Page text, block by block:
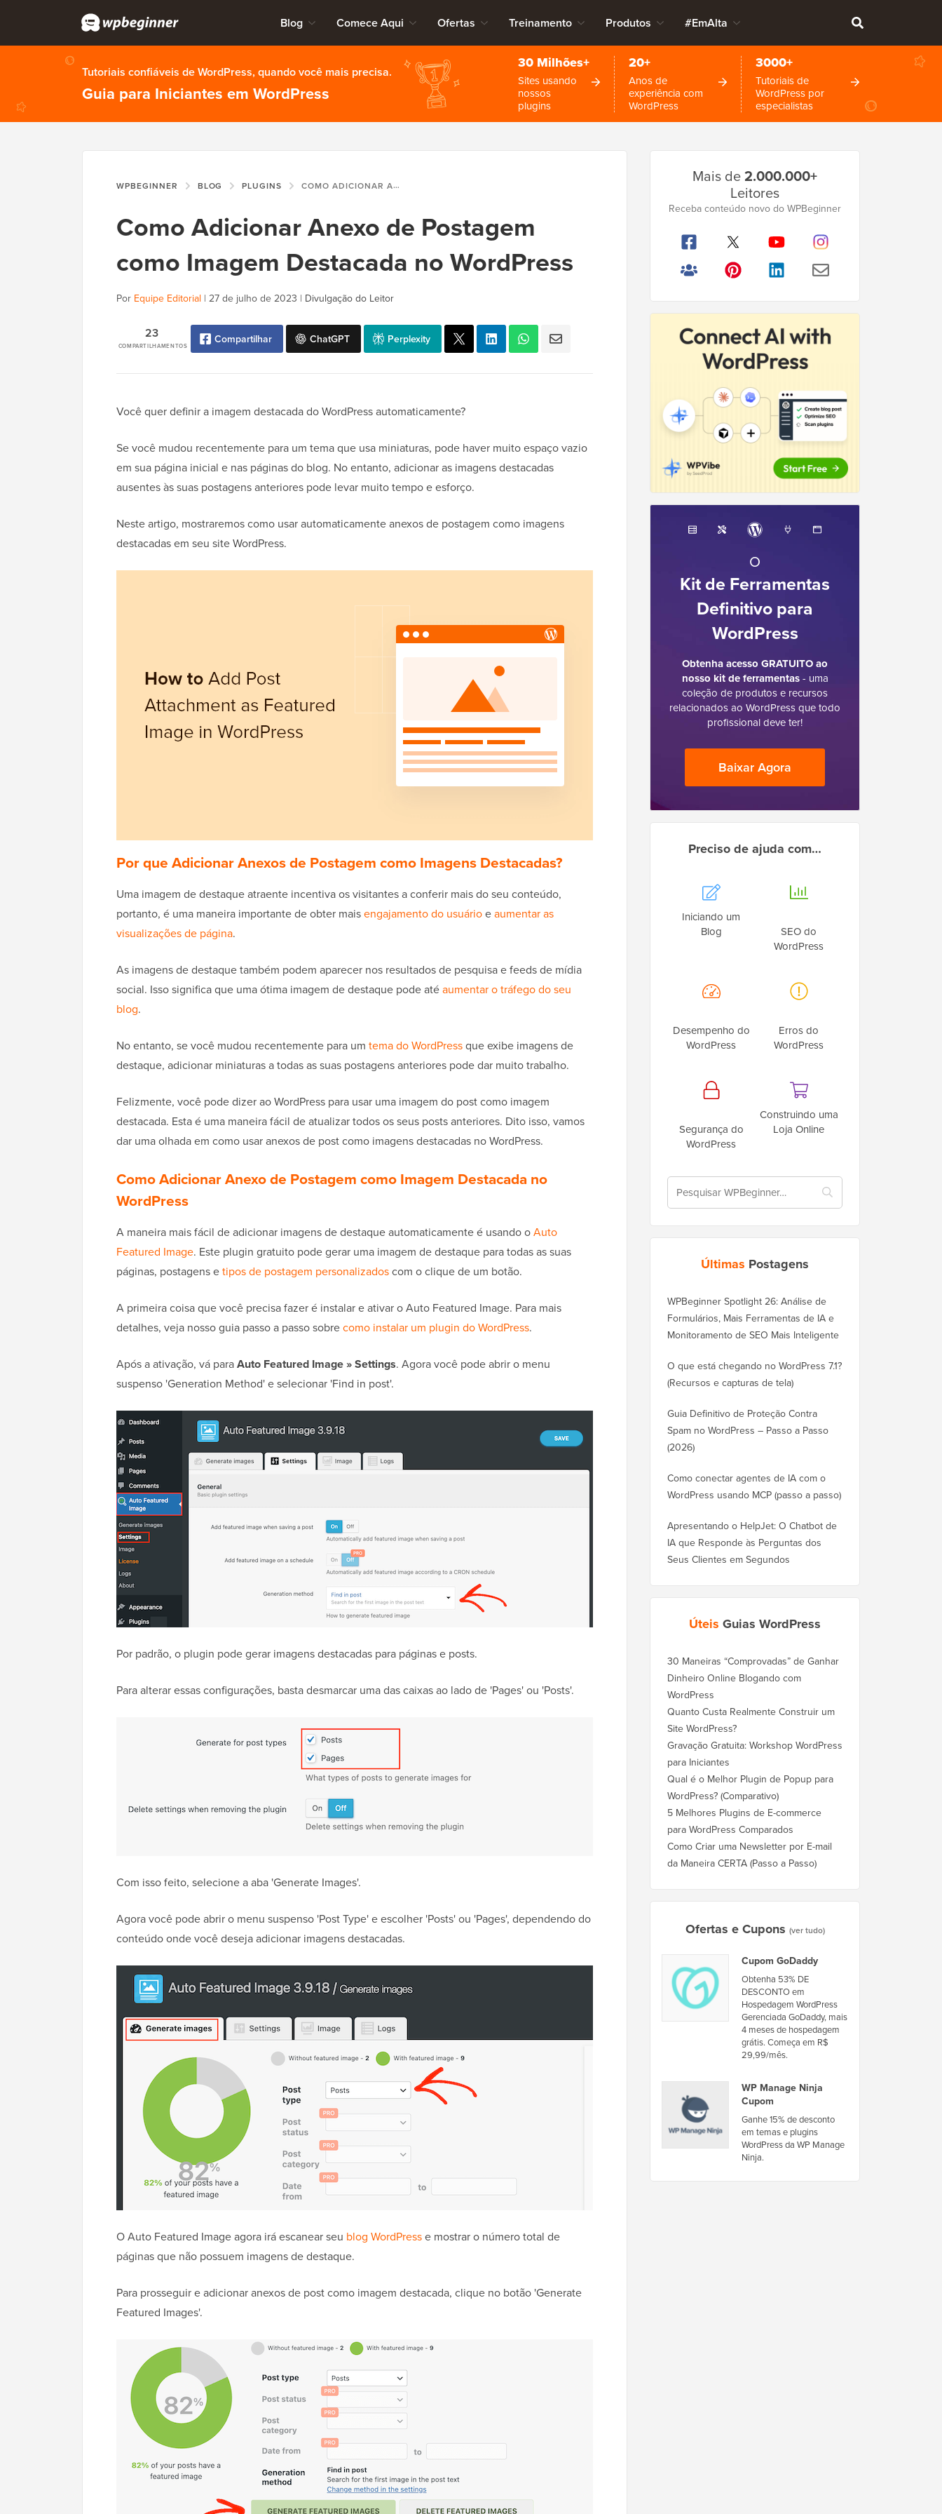
Blog Comece Aqui Ofertas Treinamento Produtos #EmAlta
Tutoriais confiáveis de WordPress, quando você mais precisa.
Guia para Iniciantes em WordPress
30 Milhões+
Sites usando
nossos
plugins
20+
Anos de
experiência com
WordPress
3000+
Tutoriais de
WordPress por
especialistas
WPBEGINNER BLOG PLUGINS COMO ADICIONAR ANEXO DE POSTAGEM COMO IMAGEM DESTACADA NO WORDPRESS
Como Adicionar Anexo de Postagem
como Imagem Destacada no WordPress
Por Equipe Editorial | 27 de julho de 2023 | Divulgação do Leitor
COMPARTILHAMENTOS
23 Compartilhar ChatGPT Perplexity
Você quer definir a imagem destacada do WordPress automaticamente?
Se você mudou recentemente para um tema que usa miniaturas, pode haver muito espaço vazio
em sua página inicial e nas páginas do blog. No entanto, adicionar as imagens destacadas
ausentes às suas postagens anteriores pode levar muito tempo e esforço.
Neste artigo, mostraremos como usar automaticamente anexos de postagem como imagens
destacadas em seu site WordPress.
Por que Adicionar Anexos de Postagem como Imagens Destacadas?
Uma imagem de destaque atraente incentiva os visitantes a conferir mais do seu conteúdo,
portanto, é uma maneira importante de obter maisengajamento do usuárioeaumentar as
visualizações de página.
As imagens de destaque também podem aparecer nos resultados de pesquisa e feeds de mídia
social. Isso significa que uma ótima imagem de destaque pode atéaumentar o tráfego do seu
blog.
No entanto, se você mudou recentemente para um tema do WordPressque exibe imagens de
destaque, adicionar miniaturas a todas as suas postagens anteriores pode dar muito trabalho.
Felizmente, você pode dizer ao WordPress para usar uma imagem do post como imagem
destacada. Esta é uma maneira fácil de atualizar todos os seus posts anteriores. Dito isso, vamos
dar uma olhada em como usar anexos de post como imagens destacadas no WordPress.
Como Adicionar Anexo de Postagem como Imagem Destacada no
WordPress
A maneira mais fácil de adicionar imagens de destaque automaticamente é usando oAuto
Featured Image. Este plugin gratuito pode gerar uma imagem de destaque para todas as suas
páginas, postagens etipos de postagem personalizadoscom o clique de um botão.
A primeira coisa que você precisa fazer é instalar e ativar o Auto Featured Image. Para mais
detalhes, veja nosso guia passo a passo sobrecomo instalar um plugin do WordPress.
Após a ativação, vá paraAuto Featured Image»Settings. Agora você pode abrir o menu
suspenso 'Generation Method' e selecionar 'Find in post'.
Por padrão, o plugin pode gerar imagens destacadas para páginas e posts.
Para alterar essas configurações, basta desmarcar uma das caixas ao lado de 'Pages' ou 'Posts'.
Com isso feito, selecione a aba 'Generate Images'.
Agora você pode abrir o menu suspenso 'Post Type' e escolher 'Posts' ou 'Pages', dependendo do
conteúdo onde você deseja adicionar imagens destacadas.
O Auto Featured Image agora irá escanear seu blog WordPresse mostrar o número total de
páginas que não possuem imagens de destaque.
Para prosseguir e adicionar anexos de post como imagem destacada, clique no botão 'Generate
Featured Images'.
Lateral
Principal
Mais de2.000.000+
Leitores
Receba conteúdo novo do WPBeginner
O
Kit de Ferramentas
Definitivo para
WordPress
Obtenha acesso GRATUITO ao
nosso kit de ferramentas- uma
coleção de produtos e recursos
relacionados ao WordPress que todo
profissional deve ter!
Baixar Agora
Preciso de ajuda com…
Iniciando um
Blog
SEO do
WordPress
Desempenho do
WordPress
Erros do
WordPress
Segurança do
WordPress
Construindo uma
Loja Online
Últimas Postagens
WPBeginner Spotlight 26: Análise de
Formulários, Mais Ferramentas de IA e
Monitoramento de SEO Mais Inteligente
O que está chegando no WordPress 7.1?
(Recursos e capturas de tela)
Guia Definitivo de Proteção Contra
Spam no WordPress – Passo a Passo
(2026)
Como conectar agentes de IA com o
WordPress usando MCP (passo a passo)
Apresentando o HelpJet: O Chatbot de
IA que Responde às Perguntas dos
Seus Clientes em Segundos
Úteis Guias WordPress
30 Maneiras “Comprovadas” de Ganhar
Dinheiro Online Blogando com
WordPress
Quanto Custa Realmente Construir um
Site WordPress?
Gravação Gratuita: Workshop WordPress
para Iniciantes
Qual é o Melhor Plugin de Popup para
WordPress? (Comparativo)
5 Melhores Plugins de E-commerce
para WordPress Comparados
Como Criar uma Newsletter por E-mail
da Maneira CERTA (Passo a Passo)
Ofertas e Cupons (ver tudo)
Cupom GoDaddy
Obtenha 53% DE
DESCONTO em
Hospedagem WordPress
Gerenciada GoDaddy, mais
4 meses de hospedagem
grátis. Começa em R$
29,99/mês.
WP Manage Ninja
Cupom
Ganhe 15% de desconto
em temas e plugins
WordPress da WP Manage
Ninja.